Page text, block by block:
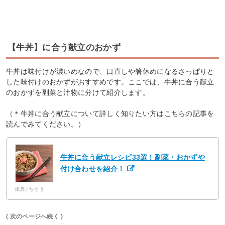
【牛丼】に合う献立のおかず
牛丼は味付けが濃いめなので、口直しや箸休めになるさっぱりと
した味付けのおかずがおすすめです。ここでは、牛丼に合う献立
のおかずを副菜と汁物に分けて紹介します。
（＊牛丼に合う献立について詳しく知りたい方はこちらの記事を
読んでみてください。）
牛丼に合う献立レシピ33選！副菜・おかずや
付け合わせを紹介！
出典: ちそう
( 次のページへ続く )